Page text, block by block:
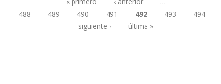
Páginas
488
489 490 491 492 493
494
siguiente ›
última »